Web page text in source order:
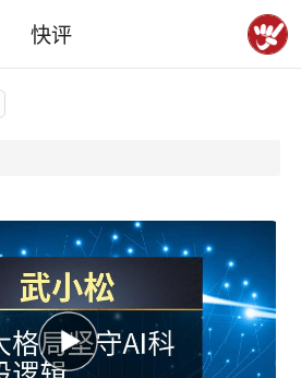
快评
下拉刷新